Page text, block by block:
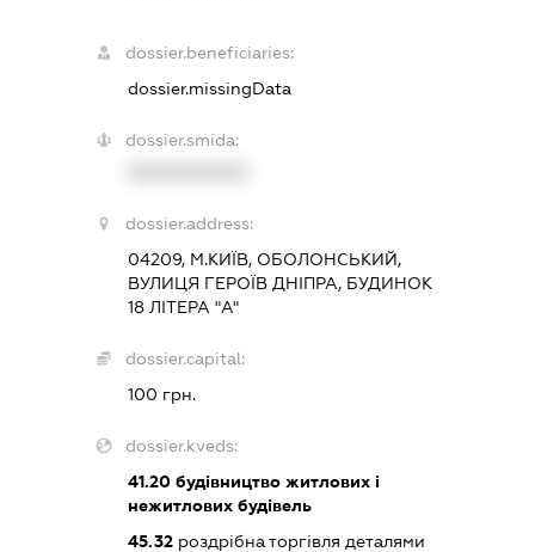
dossier.beneficiaries:
dossier.missingData
dossier.smida:
dossier.address:
04209, М.КИЇВ, ОБОЛОНСЬКИЙ,
ВУЛИЦЯ ГЕРОЇВ ДНІПРА, БУДИНОК
18 ЛІТЕРА "А"
dossier.capital:
100 грн.
dossier.kveds:
41.20будівництво житлових і
нежитлових будівель
45.32роздрібна торгівля деталями